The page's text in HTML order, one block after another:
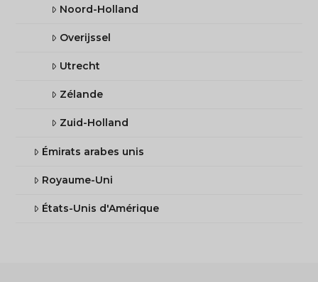
Noord-Holland
Overijssel
Utrecht
Zélande
Zuid-Holland
Émirats arabes unis
Royaume-Uni
États-Unis d'Amérique